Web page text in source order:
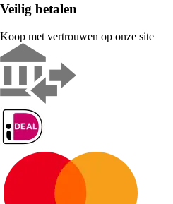
Veilig betalen
Koop met vertrouwen op onze site